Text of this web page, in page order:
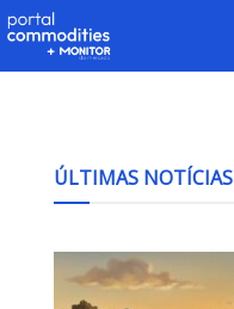
ÚLTIMAS NOTÍCIAS